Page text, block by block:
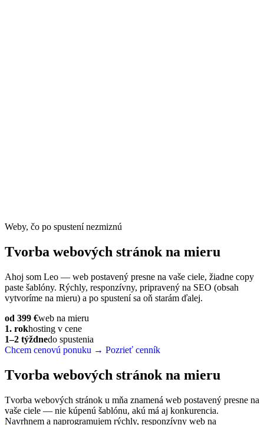
Weby, čo po spustení nezmiznú
Tvorba webových stránok na mieru
Ahoj som Leo — web postavený presne na vaše ciele, žiadne copy
paste šablóny. Rýchly, responzívny, pripravený na SEO (obsah
vytvoríme na mieru) a po spustení sa oň starám ďalej.
od 399 €web na mieru
1. rokhosting v cene
1–2 týždnedo spustenia
Chcem cenovú ponuku → Pozrieť cenník
Tvorba webových stránok na mieru
Tvorba webových stránok u mňa znamená web postavený presne na
vaše ciele — nie kúpenú šablónu, akú má aj konkurencia.
Navrhnem a naprogramujem rýchly, responzívny web na